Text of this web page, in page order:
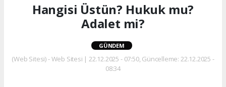
Hangisi Üstün? Hukuk mu?
Adalet mi?
GÜNDEM
(Web Sitesi) - Web Sitesi | 22.12.2025 - 07:50, Güncelleme: 22.12.2025 -
08:34